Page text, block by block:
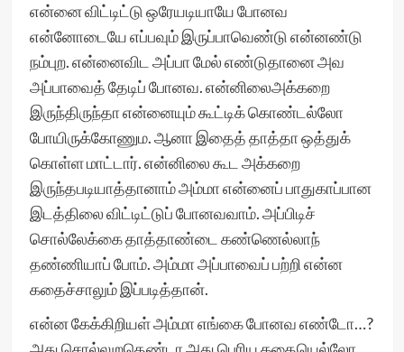
என்னை விட்டிட்டு ஒரேயடியாயே போனவ
என்னோடையே எப்பவும் இருப்பாவெண்டு என்னண்டு
நம்புற. என்னைவிட அப்பா மேல் எண்டுதானை அவ
அப்பாவைத் தேடிப் போனவ. என்னிலைஅக்கறை
இருந்திருந்தா என்னையும் கூட்டிக் கொண்டல்லோ
போயிருக்கோணும. ஆனா இதைத் தாத்தா ஒத்துக்
கொள்ள மாட்டார். என்னிலை கூட அக்கறை
இருந்தபடியாத்தானாம் அம்மா என்னைப் பாதுகாப்பான
இடத்திலை விட்டிட்டுப் போனவவாம். அப்பிடிச்
சொல்லேக்கை தாத்தாண்டை கண்ணெல்லாந்
தண்ணியாப் போம். அம்மா அப்பாவைப் பற்றி என்ன
கதைச்சாலும் இப்படித்தான்.
என்ன கேக்கிறியள் அம்மா எங்கை போனவ எண்டோ…?